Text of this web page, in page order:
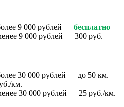
9 000 рублей — бесплатно
9 000 рублей — 300 руб.
30 000 рублей — до 50 км.
км.
30 000 рублей — 25 руб./км.